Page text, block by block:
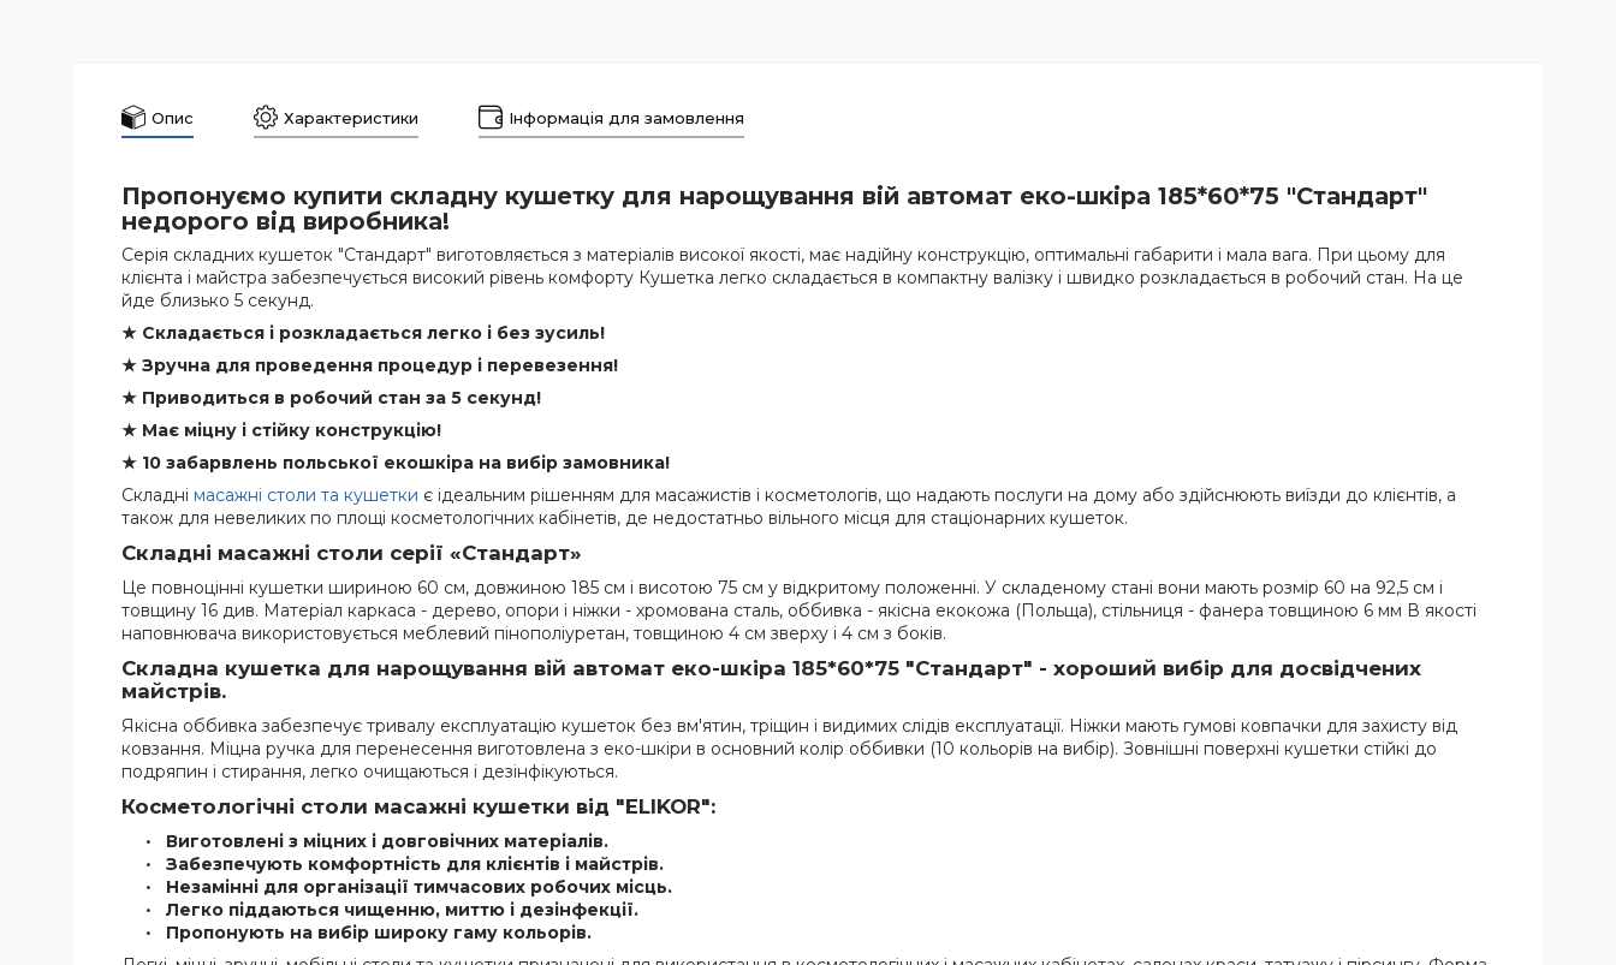
Опис Характеристики Інформація для замовлення
Пропонуємо купити складну кушетку для нарощування вій автомат еко-шкіра 185*60*75 "Стандарт"
недорого від виробника!
Серія складних кушеток "Стандарт" виготовляється з матеріалів високої якості, має надійну конструкцію, оптимальні габарити і мала вага. При цьому для
клієнта і майстра забезпечується високий рівень комфорту Кушетка легко складається в компактну валізку і швидко розкладається в робочий стан. На це
йде близько 5 секунд.
★ Складається і розкладається легко і без зусиль!
★ Зручна для проведення процедур і перевезення!
★ Приводиться в робочий стан за 5 секунд!
★ Має міцну і стійку конструкцію!
★ 10 забарвлень польської екошкіра на вибір замовника!
Складні масажні столи та кушетки є ідеальним рішенням для масажистів і косметологів, що надають послуги на дому або здійснюють виїзди до клієнтів, а
також для невеликих по площі косметологічних кабінетів, де недостатньо вільного місця для стаціонарних кушеток.
Складні масажні столи серії «Стандарт»
Це повноцінні кушетки шириною 60 см, довжиною 185 см і висотою 75 см у відкритому положенні. У складеному стані вони мають розмір 60 на 92,5 см і
товщину 16 див. Матеріал каркаса - дерево, опори і ніжки - хромована сталь, оббивка - якісна екокожа (Польща), стільниця - фанера товщиною 6 мм В якості
наповнювача використовується меблевий пінополіуретан, товщиною 4 см зверху і 4 см з боків.
Складна кушетка для нарощування вій автомат еко-шкіра 185*60*75 "Стандарт" - хороший вибір для досвідчених
майстрів.
Якісна оббивка забезпечує тривалу експлуатацію кушеток без вм'ятин, тріщин і видимих слідів експлуатації. Ніжки мають гумові ковпачки для захисту від
ковзання. Міцна ручка для перенесення виготовлена з еко-шкіри в основний колір оббивки (10 кольорів на вибір). Зовнішні поверхні кушетки стійкі до
подряпин і стирання, легко очищаються і дезінфікуються.
Косметологічні столи масажні кушетки від "ELIKOR":
Виготовлені з міцних і довговічних матеріалів.
Забезпечують комфортність для клієнтів і майстрів.
Незамінні для організації тимчасових робочих місць.
Легко піддаються чищенню, миттю і дезінфекції.
Пропонують на вибір широку гаму кольорів.